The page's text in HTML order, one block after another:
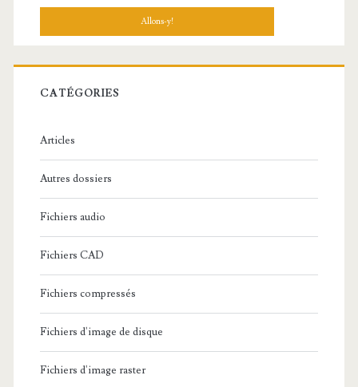
h
r
c
:
CATÉGORIES
Articles
Autres dossiers
Fichiers audio
Fichiers CAD
Fichiers compressés
Fichiers d'image de disque
Fichiers d'image raster